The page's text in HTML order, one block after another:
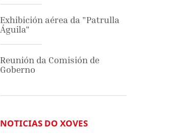
Exhibición aérea da "Patrulla
Águila"
Reunión da Comisión de
Goberno
NOTICIAS DO XOVES